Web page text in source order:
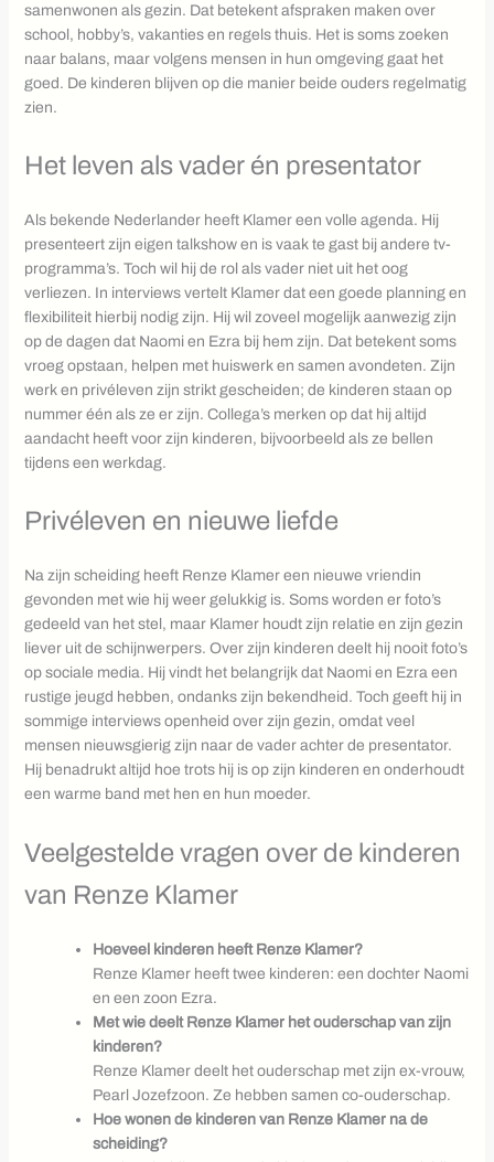
samenwonen als gezin. Dat betekent afspraken maken over
school, hobby’s, vakanties en regels thuis. Het is soms zoeken
naar balans, maar volgens mensen in hun omgeving gaat het
goed. De kinderen blijven op die manier beide ouders regelmatig
zien.
Het leven als vader én presentator
Als bekende Nederlander heeft Klamer een volle agenda. Hij
presenteert zijn eigen talkshow en is vaak te gast bij andere tv-
programma’s. Toch wil hij de rol als vader niet uit het oog
verliezen. In interviews vertelt Klamer dat een goede planning en
flexibiliteit hierbij nodig zijn. Hij wil zoveel mogelijk aanwezig zijn
op de dagen dat Naomi en Ezra bij hem zijn. Dat betekent soms
vroeg opstaan, helpen met huiswerk en samen avondeten. Zijn
werk en privéleven zijn strikt gescheiden; de kinderen staan op
nummer één als ze er zijn. Collega’s merken op dat hij altijd
aandacht heeft voor zijn kinderen, bijvoorbeeld als ze bellen
tijdens een werkdag.
Privéleven en nieuwe liefde
Na zijn scheiding heeft Renze Klamer een nieuwe vriendin
gevonden met wie hij weer gelukkig is. Soms worden er foto’s
gedeeld van het stel, maar Klamer houdt zijn relatie en zijn gezin
liever uit de schijnwerpers. Over zijn kinderen deelt hij nooit foto’s
op sociale media. Hij vindt het belangrijk dat Naomi en Ezra een
rustige jeugd hebben, ondanks zijn bekendheid. Toch geeft hij in
sommige interviews openheid over zijn gezin, omdat veel
mensen nieuwsgierig zijn naar de vader achter de presentator.
Hij benadrukt altijd hoe trots hij is op zijn kinderen en onderhoudt
een warme band met hen en hun moeder.
Veelgestelde vragen over de kinderen
van Renze Klamer
Hoeveel kinderen heeft Renze Klamer?
Renze Klamer heeft twee kinderen: een dochter Naomi
en een zoon Ezra.
Met wie deelt Renze Klamer het ouderschap van zijn
kinderen?
Renze Klamer deelt het ouderschap met zijn ex-vrouw,
Pearl Jozefzoon. Ze hebben samen co-ouderschap.
Hoe wonen de kinderen van Renze Klamer na de
scheiding?